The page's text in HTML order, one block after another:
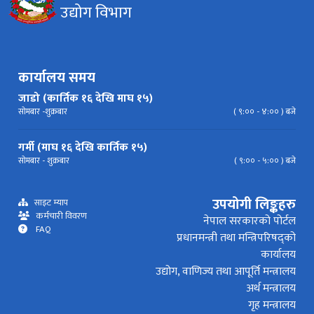
उद्योग विभाग
कार्यालय समय
जाडो (कार्तिक १६ देखि माघ १५)
सोमबार -शुक्रबार ( ९:०० - ४:०० ) बजे
गर्मी (माघ १६ देखि कार्तिक १५)
सोमबार - शुक्रबार ( ९:०० - ५:०० ) बजे
साइट म्याप
कर्मचारी विवरण
FAQ
उपयोगी लिङ्कहरु
नेपाल सरकारको पोर्टल
प्रधानमन्त्री तथा मन्त्रिपरिषद्को
कार्यालय
उद्योग, वाणिज्य तथा आपूर्ति मन्त्रालय
अर्थ मन्त्रालय
गृह मन्त्रालय